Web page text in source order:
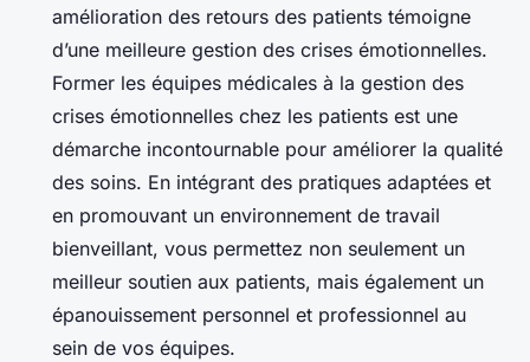
amélioration des retours des patients témoigne
d’une meilleure gestion des crises émotionnelles.
Former les équipes médicales à la gestion des
crises émotionnelles chez les patients est une
démarche incontournable pour améliorer la qualité
des soins. En intégrant des pratiques adaptées et
en promouvant un environnement de travail
bienveillant, vous permettez non seulement un
meilleur soutien aux patients, mais également un
épanouissement personnel et professionnel au
sein de vos équipes.